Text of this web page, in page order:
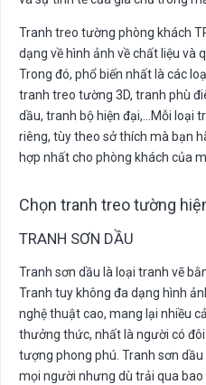
Tranh treo tường phòng khách
dạng về hình ảnh về chất liệu và
Trong đó, phổ biến nhất là các
tranh treo tường 3D, tranh phù
dầu, tranh bộ hiện đại,…Mỗi loại
riêng, tùy theo sở thích mà bạn
hợp nhất cho phòng khách của
Chọn tranh treo tường
TRANH SƠN DẦU
Tranh sơn dầu là loại tranh vẽ
Tranh tuy không đa dạng hình
nghệ thuật cao, mang lại nhiều
thưởng thức, nhất là người có
tượng phong phú. Tranh sơn
mọi người nhưng dù trải qua